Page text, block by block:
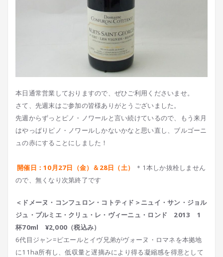
本日通常営業しておりますので、ぜひご利用くださいませ。
さて、先週末はご参加の皆様ありがとうございました。
先週からずっとピノ・ノワールと言い続けているので、もう来月
はやっぱりピノ・ノワールしかないかなと思い直し、ブルゴーニ
ュの赤にすることにしました！
開催日：10月27日（金）＆28日（土）
＊1本しか抜栓しません
ので、無くなり次第終了です
＜ドメーヌ・コンフュロン・コトティド＞ニュイ・サン・ジョル
ジュ・プルミエ・クリュ・レ・ヴィーニュ・ロンド 2013 1
杯70ml ¥2,000（税込み）
6代目ジャン=ピエールとイヴ兄弟がヴォーヌ・ロマネを本拠地
に11ha所有し、低収量と遅摘みにより得る凝縮感を得意として